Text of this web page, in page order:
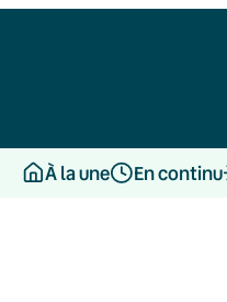
À la une En continu